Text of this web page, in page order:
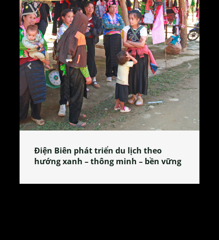
Làng làm bánh tẻ Phú Nhi – nơi lan
tỏa đặc sản xứ Đoài